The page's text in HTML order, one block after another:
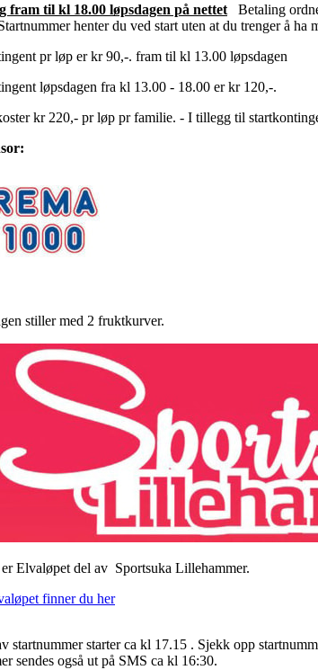
fram til kl 18.00 løpsdagen på nettet Betaling
henter du ved start uten at du trenger å ha
pr løp er kr 90,-. fram til kl 13.00 løpsdagen
løpsdagen fra kl 13.00 - 18.00 er kr 120,-.
kr 220,- pr løp pr familie. - I tillegg til
stiller med 2 fruktkurver.
Elvaløpet del av Sportsuka Lillehammer.
finner du her
startnummer starter ca kl 17.15 . Sjekk opp
sendes også ut på SMS ca kl 16:30.